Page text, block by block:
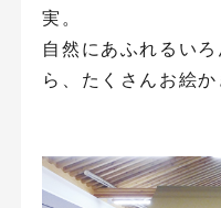
実。
自然にあふれるい
ら、たくさんお絵か